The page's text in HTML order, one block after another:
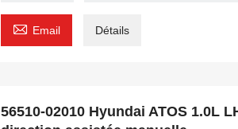
 Email Détails
56510-02010 Hyundai ATOS 1.0L